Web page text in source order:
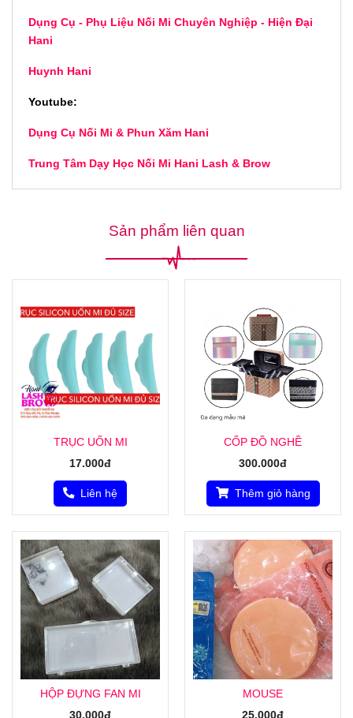
Dụng Cụ - Phụ Liệu Nối Mi Chuyên Nghiệp - Hiện Đại
Hani
Huynh Hani
Youtube:
Dụng Cụ Nối Mi & Phun Xăm Hani
Trung Tâm Dạy Học Nối Mi Hani Lash & Brow
Sản phẩm liên quan
TRỤC UỐN MI
17.000đ
Liên hệ
CỐP ĐỒ NGHỀ
300.000đ
Thêm giỏ hàng
HỘP ĐỰNG FAN MI
30.000đ
MOUSE
25.000đ